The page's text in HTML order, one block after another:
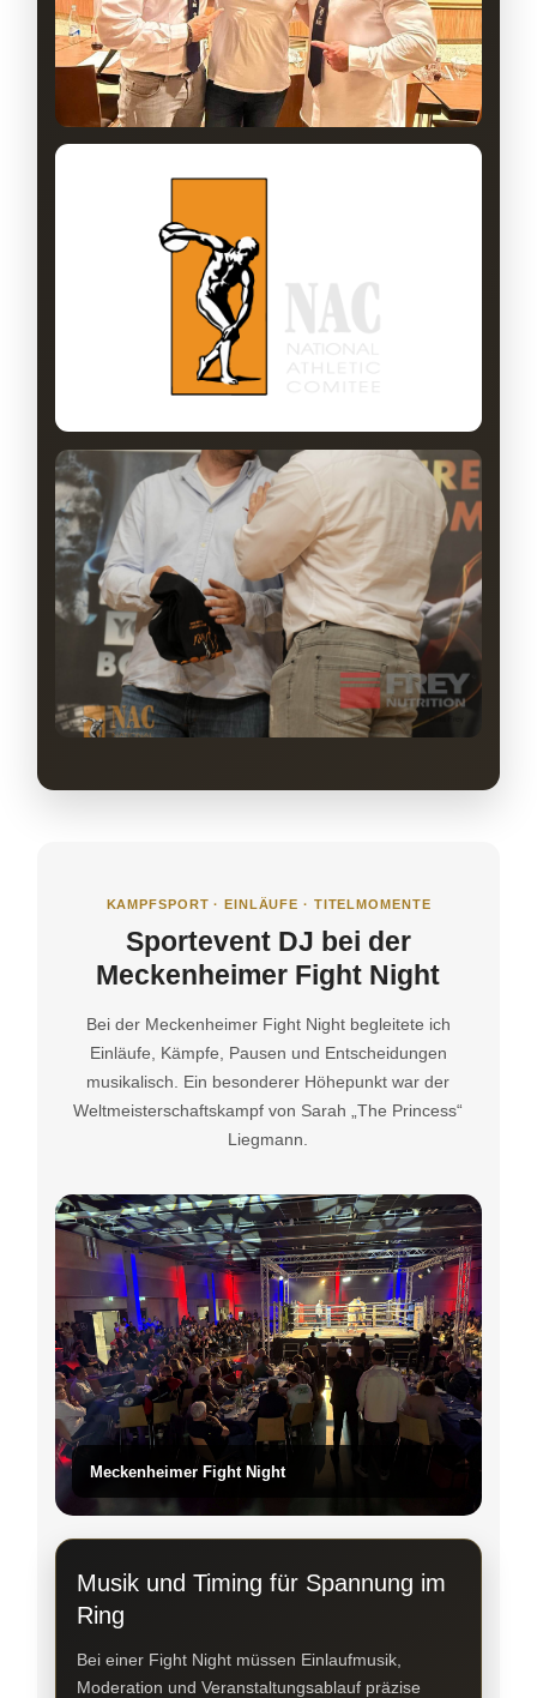
KAMPFSPORT · EINLÄUFE · TITELMOMENTE
Sportevent DJ bei der
Meckenheimer Fight Night
Bei der Meckenheimer Fight Night begleitete ich
Einläufe, Kämpfe, Pausen und Entscheidungen
musikalisch. Ein besonderer Höhepunkt war der
Weltmeisterschaftskampf von Sarah „The Princess“
Liegmann.
Meckenheimer Fight Night
Musik und Timing für Spannung im
Ring
Bei einer Fight Night müssen Einlaufmusik,
Moderation und Veranstaltungsablauf präzise